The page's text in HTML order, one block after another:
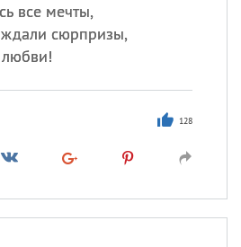
все мечты,
сюрпризы,
любви!
128